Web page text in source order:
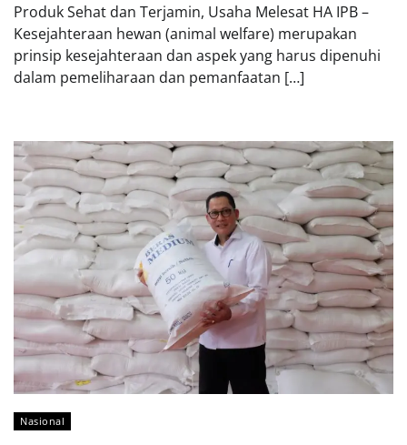
Produk Sehat dan Terjamin, Usaha Melesat HA IPB –
Kesejahteraan hewan (animal welfare) merupakan
prinsip kesejahteraan dan aspek yang harus dipenuhi
dalam pemeliharaan dan pemanfaatan […]
Nasional